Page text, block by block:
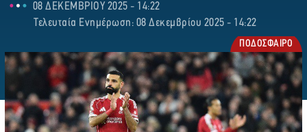
08 ΔΕΚΕΜΒΡΙΟΥ 2025 - 14:22
Τελευταία Ενημέρωση: 08 Δεκεμβρίου 2025 - 14:22
ΠΟΔΟΣΦΑΙΡΟ